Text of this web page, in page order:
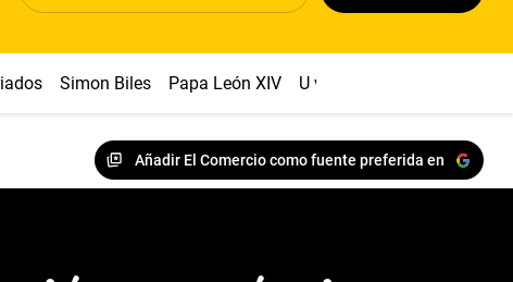
Simon Biles Papa León XIV U vs Cristal
Añadir El Comercio como fuente preferida en